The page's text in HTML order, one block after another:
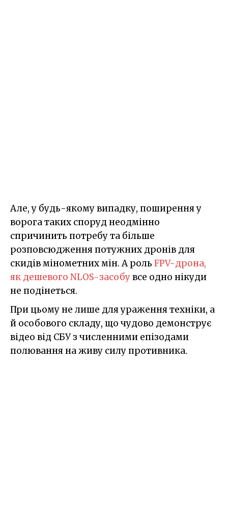
Але, у будь-якому випадку, поширення у
ворога таких споруд неодмінно
спричинить потребу та більше
розповсюдження потужних дронів для
скидів мінометних мін. А роль FPV-дрона,
як дешевого NLOS-засобувсе одно нікуди
не подінеться.
При цьому не лише для ураження техніки, а
й особового складу, що чудово демонструє
відео від СБУ з численними епізодами
полювання на живу силу противника.